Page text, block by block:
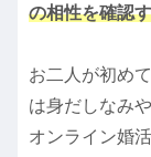
の相性を確認
お二人が初め
は身だしなみ
オンライン婚